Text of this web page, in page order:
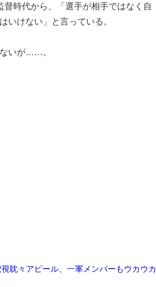
督時代から、「選手が相手ではなく自
いけない」と言っている。
いが……。
眈々アピール、一軍メンバーもウカウカ